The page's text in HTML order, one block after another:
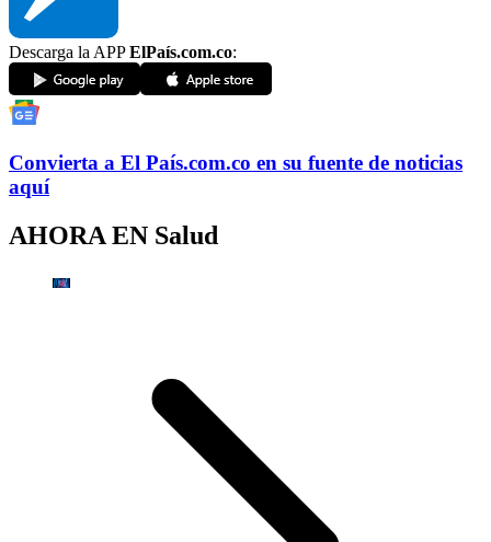
Descarga la APPElPaís.com.co:
Convierta a El País.com.co en su fuente de noticias
aquí
AHORA EN Salud